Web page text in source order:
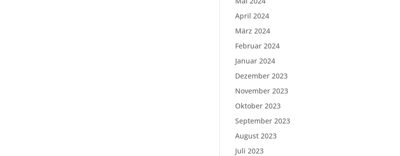
April 2024
März 2024
Februar 2024
Januar 2024
Dezember 2023
November 2023
Oktober 2023
September 2023
August 2023
Juli 2023